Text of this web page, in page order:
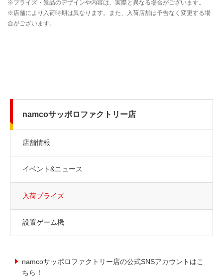
namcoサッポロファクトリー店
店舗情報
イベント&ニュース
入荷プライズ
設置ゲーム機
namcoサッポロファクトリー店の公式SNSアカウントはこ
ちら！